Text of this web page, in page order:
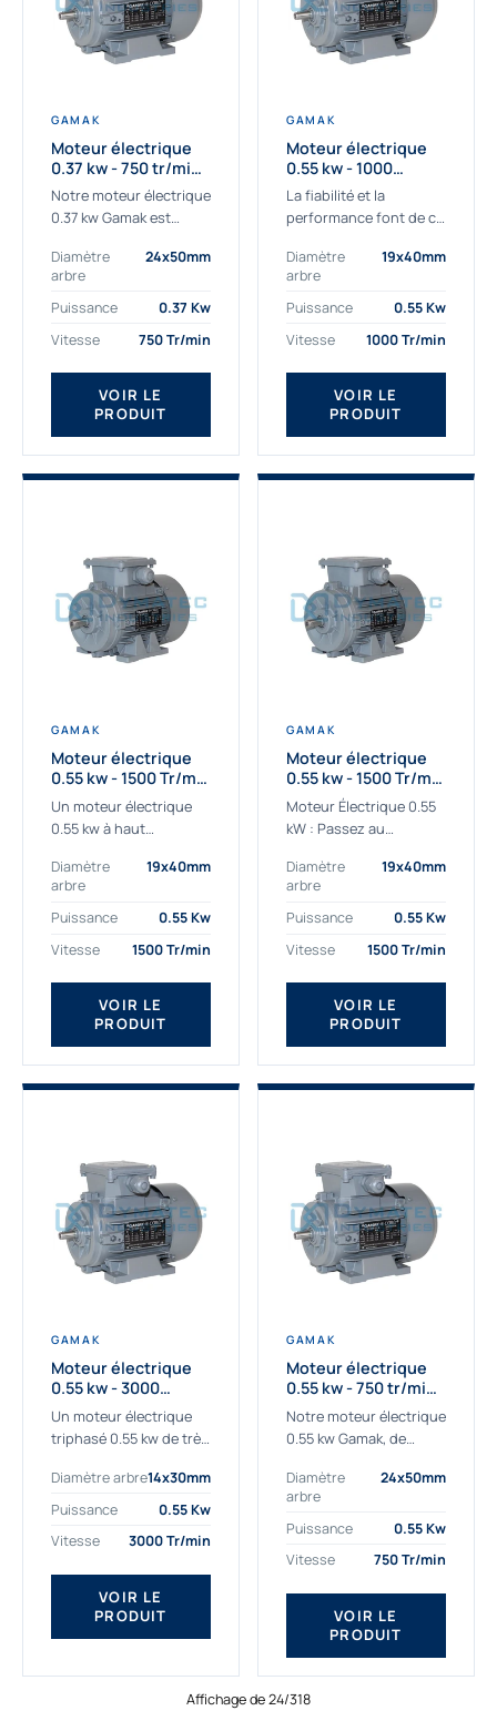
GAMAK
Moteur électrique
0.37 kw - 750 tr/min -
230/400V - IE3
Notre moteur électrique
0.37 kw Gamak est
aux applications
sévères. Nous
déterminons,
fournissons
des moteurs
asynchrones depuis de
nombreuses années....
Diamètre
arbre
24x50mm
Puissance
0.37 Kw
Vitesse
750 Tr/min
VOIR LE
PRODUIT
GAMAK
Moteur électrique
0.55 kw - 1000
Tr/min - 230/400V -
IE2
La fiabilité et la
performance font de ce
0.55kw un
indispensable de votre
production. Ce moteur
être alimenté...
Diamètre
arbre
19x40mm
Puissance
0.55 Kw
Vitesse
1000 Tr/min
VOIR LE
PRODUIT
GAMAK
Moteur électrique
0.55 kw - 1500 Tr/min
- 230/400V - IE2
Un moteur électrique
0.55 kw à haut
applications les plus
exigeantes.
Notre moteur électrique
0.55 kw de référence
AGM2EL 80 M 4a...
Diamètre
arbre
19x40mm
Puissance
0.55 Kw
Vitesse
1500 Tr/min
VOIR LE
PRODUIT
GAMAK
Moteur électrique
0.55 kw - 1500 Tr/min
- 230/400V -
Rendement IE4
Moteur Électrique 0.55
kW : Passez au
Découvrez notre
moteur électrique 0.55
kW de nouvelle
génération, conçu pour
les...
Diamètre
arbre
19x40mm
Puissance
0.55 Kw
Vitesse
1500 Tr/min
VOIR LE
PRODUIT
GAMAK
Moteur électrique
0.55 kw - 3000
Tr/min - 230/400V -
IE2
Un moteur électrique
triphasé 0.55 kw de très
vos applications les
plus exigeantes.
triphasé 0.55
kw Gamak...
Diamètre arbre14x30mm
Puissance
0.55 Kw
Vitesse
3000 Tr/min
VOIR LE
PRODUIT
GAMAK
Moteur électrique
0.55 kw - 750 tr/min -
230/400V - IE2
Notre moteur électrique
0.55 kw Gamak, de
adapté à toutes les
applications. Nous
déterminons,
fournissons
des moteurs
asynchrones depuis
Diamètre
arbre
24x50mm
Puissance
0.55 Kw
Vitesse
750 Tr/min
VOIR LE
PRODUIT
Affichage de 24/318